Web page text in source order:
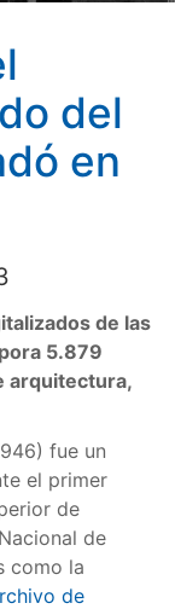
del
en
de las
5.879
arquitectura,
fue un
el primer
de
de
como la
de